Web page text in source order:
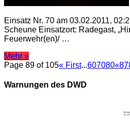
Einsatz Nr. 70 am 03.02.2011,
Scheune Einsatzort: Radegast,
Feuerwehr(en)/ …
Mehr »
Page 89 of 105« First...607080«87
Warnungen des DWD